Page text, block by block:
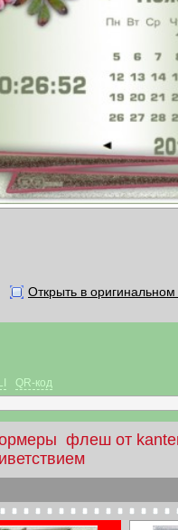
Открыть в
QR-код
флеш от